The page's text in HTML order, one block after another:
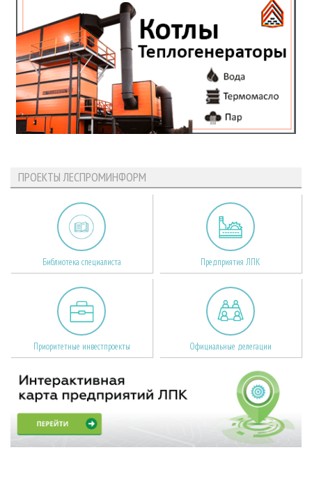
ПРОЕКТЫ ЛЕСПРОМИНФОРМ
Библиотека специалиста Предприятия ЛПК
Приоритетные инвестпроекты Официальные делегации